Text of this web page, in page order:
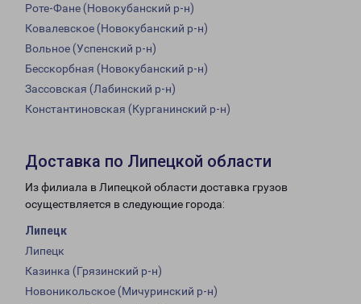
Роте-Фане (Новокубанский р-н)
Ковалевское (Новокубанский р-н)
Вольное (Успенский р-н)
Бесскорбная (Новокубанский р-н)
Зассовская (Лабинский р-н)
Константиновская (Курганинский р-н)
Доставка по Липецкой области
Из филиала в Липецкой области доставка грузов
осуществляется в следующие города:
Липецк
Липецк
Казинка (Грязинский р-н)
Новоникольское (Мичуринский р-н)